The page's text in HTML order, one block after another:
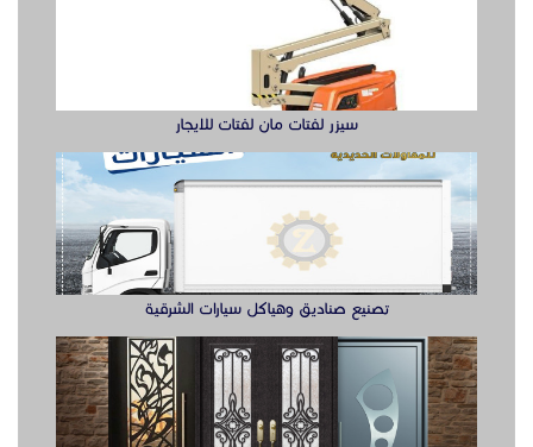
سيزر لفتات مان لفتات للايجار
تصنيع صناديق وهياكل سيارات الشرقية